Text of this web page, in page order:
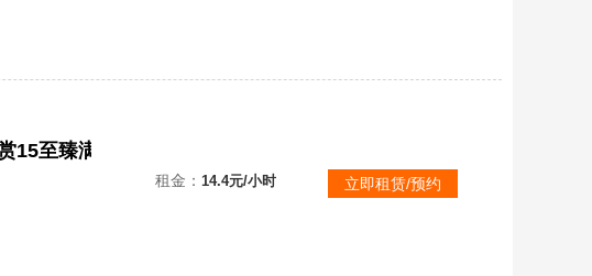
租金： 14.4元/小时 立即租赁/预约